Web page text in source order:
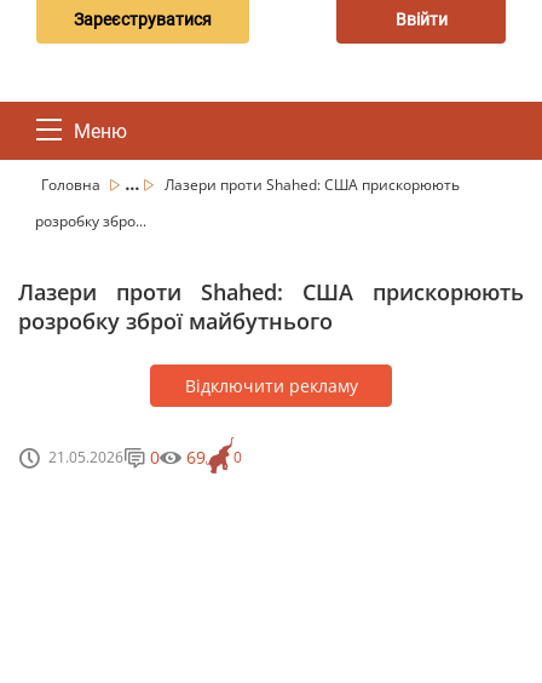
Зареєструватися Ввійти
Меню
Головна ...
Лазери проти Shahed: США прискорюють
розробку збро...
Лазери проти Shahed: США прискорюють
розробку зброї майбутнього
Відключити рекламу
21.05.2026 0
0 69